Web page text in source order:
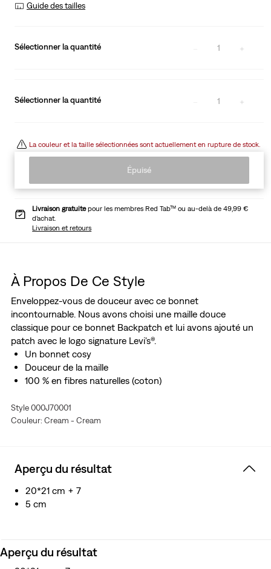
Guide des tailles
Sélectionner la quantité 1
Sélectionner la quantité 1
La couleur et la taille sélectionnées sont actuellement en rupture de stock.
Épuisé
Livraison gratuitepour les membres Red Tab™ ou au-delà de 49,99 €
d’achat.
Livraison et retours
À Propos De Ce Style
Enveloppez-vous de douceur avec ce bonnet
incontournable. Nous avons choisi une maille douce
classique pour ce bonnet Backpatch et lui avons ajouté un
patch avec le logo signature Levi's®.
Un bonnet cosy
Douceur de la maille
100 % en fibres naturelles (coton)
Style 000J70001
Couleur: Cream - Cream
Aperçu du résultat
20*21 cm + 7
5 cm
Aperçu du résultat